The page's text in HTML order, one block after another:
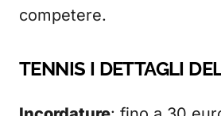
competere.
TENNIS I DETTAGLI